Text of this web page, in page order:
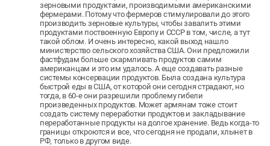
зерновыми продуктами, производимыми американскими
фермерами. Потому что фермеров стимулировали до этого
производить зерновые культуры, чтобы завалить этими
продуктами поствоенную Европу и СССР в том, числе, а тут
такой облом. И очень интересно, какой выход нашло
министерство сельского хозяйства США. Они предложили
фастфудам больше скармливать продуктов самим
американцам и это им удалось. А еще создавать разные
системы консервации продуктов. Была создана культура
быстрой еды в США, от которой они сегодня страдают, но
тогда, в 60-е они разрешили проблему гибели
произведенных продуктов. Может армянам тоже стоит
создать систему переработки продуктов и закладывание
переработанные продукты на долгое хранение. Ведь когда-то
границы откроются и все, что сегодня не продали, хлынет в
РФ, только в другом виде.